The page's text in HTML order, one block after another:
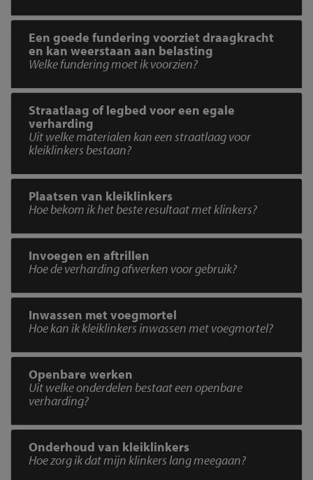
Een goede fundering voorziet draagkracht
en kan weerstaan aan belasting
Welke fundering moet ik voorzien?
Straatlaag of legbed voor een egale
verharding
Uit welke materialen kan een straatlaag voor
kleiklinkers bestaan?
Plaatsen van kleiklinkers
Hoe bekom ik het beste resultaat met klinkers?
Invoegen en aftrillen
Hoe de verharding afwerken voor gebruik?
Inwassen met voegmortel
Hoe kan ik kleiklinkers inwassen met voegmortel?
Openbare werken
Uit welke onderdelen bestaat een openbare
verharding?
Onderhoud van kleiklinkers
Hoe zorg ik dat mijn klinkers lang meegaan?